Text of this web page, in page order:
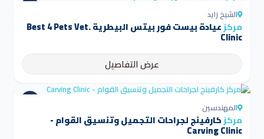
الشيخ زايد
مركز عيادة بيست فور بيتس البيطرية Best 4 Pets Vet.
Clinic
عرض التفاصيل
المهندسين
مركزكارفينج لجراحات التجميل وتنسيق القوام -
Carving Clinic